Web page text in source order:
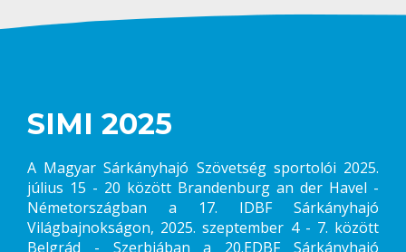
SIMI 2025
A Magyar Sárkányhajó Szövetség sportolói 2025.
július 15 - 20 között Brandenburg an der Havel -
Németországban a 17. IDBF Sárkányhajó
Világbajnokságon, 2025. szeptember 4 - 7. között
Belgrád - Szerbiában a 20.EDBF Sárkányhajó